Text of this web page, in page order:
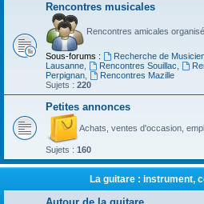
Rencontres musicales
Rencontres amicales
Sous-forums : Recherche de
Lausanne
Rencontres Souillac
Perpignan
Rencontres Mazille
Sujets : 220
Petites annonces
Achats, ventes d'occasion,
Sujets : 160
La guitare : instrument,